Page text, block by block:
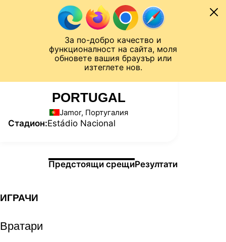
За по-добро качество и
функционалност на сайта, моля
обновете вашия браузър или
изтеглете нов.
Към съдържанието
Лига на Конференциите
СТАТИСТИКИ
PORTUGAL
Jamor, Португалия
Стадион:Estádio Nacional
Информация за мачаПредстоящи срещиРезултати
ИГРАЧИ
Вратари